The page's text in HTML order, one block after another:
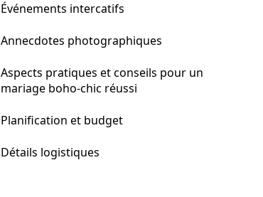
Événements intercatifs
Annecdotes photographiques
Aspects pratiques et conseils pour un
mariage boho-chic réussi
Planification et budget
Détails logistiques